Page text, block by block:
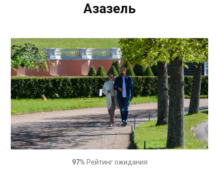
Азазель
97% Рейтинг ожидания